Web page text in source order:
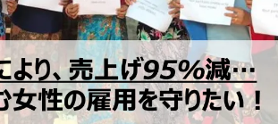
CAMPFIRE for Social
CAMPFIREふるさ